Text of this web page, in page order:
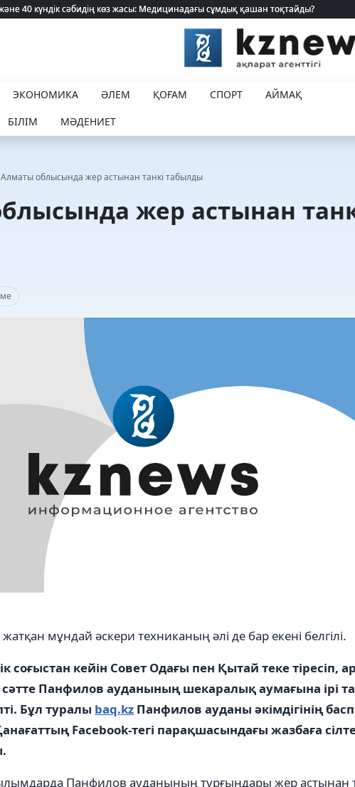
40 күндік сәбидің көз жасы: Медицинадағы сұмдық қашан тоқтайды?
40 күндік сәбидің көз жасы: Медицинадағы сұмдық қашан тоқтайды?
ЭКОНОМИКА ӘЛЕМ ҚОҒАМ СПОРТ
АЙМАҚ
БІЛІМ МӘДЕНИЕТ
Алматы облысында жер астынан танкі табылды
жер астынан
мұндай әскери техниканың әлі де бар екені белгілі.
соғыстан кейін Совет Одағы пен Қытай теке тіресіп,
сәтте Панфилов ауданының шекаралық аумағына ірі
Бұл туралы baq.kz Панфилов ауданы әкімдігінің
Facebook-тегі парақшасындағы жазбаға
Панфилов ауданының тұрғындары жер астынан